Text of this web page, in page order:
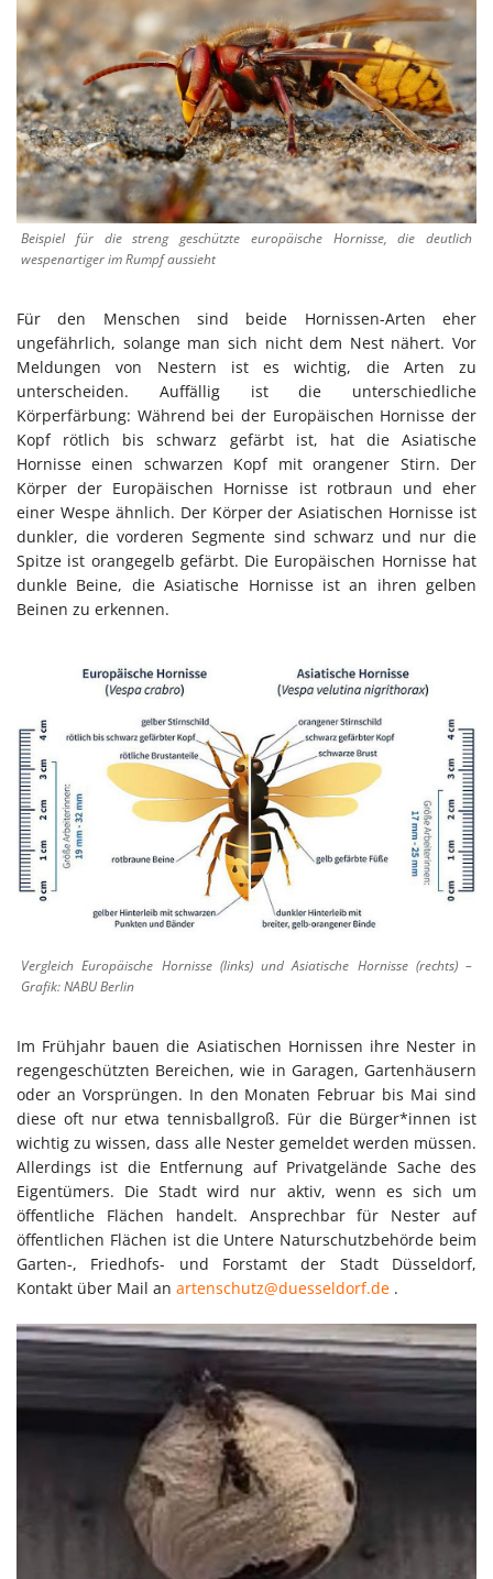
Beispiel für die streng geschützte europäische Hornisse, die deutlich
wespenartiger im Rumpf aussieht
Für den Menschen sind beide Hornissen-Arten eher
ungefährlich, solange man sich nicht dem Nest nähert. Vor
Meldungen von Nestern ist es wichtig, die Arten zu
unterscheiden. Auffällig ist die unterschiedliche
Körperfärbung: Während bei der Europäischen Hornisse der
Kopf rötlich bis schwarz gefärbt ist, hat die Asiatische
Hornisse einen schwarzen Kopf mit orangener Stirn. Der
Körper der Europäischen Hornisse ist rotbraun und eher
einer Wespe ähnlich. Der Körper der Asiatischen Hornisse ist
dunkler, die vorderen Segmente sind schwarz und nur die
Spitze ist orangegelb gefärbt. Die Europäischen Hornisse hat
dunkle Beine, die Asiatische Hornisse ist an ihren gelben
Beinen zu erkennen.
Vergleich Europäische Hornisse (links) und Asiatische Hornisse (rechts) –
Grafik: NABU Berlin
Im Frühjahr bauen die Asiatischen Hornissen ihre Nester in
regengeschützten Bereichen, wie in Garagen, Gartenhäusern
oder an Vorsprüngen. In den Monaten Februar bis Mai sind
diese oft nur etwa tennisballgroß. Für die Bürger*innen ist
wichtig zu wissen, dass alle Nester gemeldet werden müssen.
Allerdings ist die Entfernung auf Privatgelände Sache des
Eigentümers. Die Stadt wird nur aktiv, wenn es sich um
öffentliche Flächen handelt. Ansprechbar für Nester auf
öffentlichen Flächen ist die Untere Naturschutzbehörde beim
Garten-, Friedhofs- und Forstamt der Stadt Düsseldorf,
Kontakt über Mail an artenschutz@duesseldorf.de .